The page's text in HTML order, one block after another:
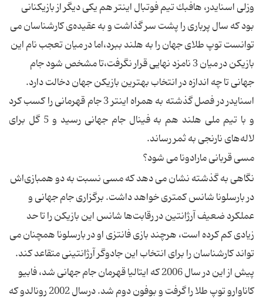
وزلی اسنایدر، هافبك تیم فوتبال اینتر هم یكی دیگر از بازیكنانی
بود كه سال پرباری را پشت سر گذاشت و به عقیده‌ی كارشناسان می
توانست توپ طلای جهان را به هلند ببرد،‌اما در میان تعجب نام این
بازیكن در میان 3 نامزد نهایی قرار نگرفت،‌تا مشخص شود جام
جهانی تا چه اندازه در انتخاب بهترین بازیكن جهان دخالت دارد.
اسنایدر در فصل گذشته به همراه اینتر 3 جام قهرمانی را كسب كرد
و با تیم ملی هلند هم به فینال جام جهانی رسید و 5 گل برای
لاله‌های نارنجی به ثمر رساند.
مسی قربانی مارادونا می شود؟
نگاهی به گذشته‌ نشان می دهد كه مسی نسبت به دو همبازی‌اش
در بارسلونا شانس كمتری خواهد داشت. برگزاری جام جهانی و
عملكرد ضعیف آرژانتین در رقابت‌ها شانس این بازیكن را تا حد
زیادی كم كرده است، هرچند بازی فانتزی او در بارسلونا همچنان می
تواند كارشناسان را برای انتخاب این جادوگر آرژانتینی متقاعد كند.
پیش از این در سال 2006 كه ایتالیا قهرمان جام جهانی شد، فابیو
كاناوارو توپ طلا را گرفت و بوفون دوم شد. درسال 2002 رونالدو كه